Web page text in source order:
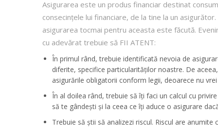
Asigurarea este un produs financiar destinat
consecințele lui financiare, de la tine la un
asigurarea tocmai pentru aceasta este făcută.
cu adevărat trebuie să FII ATENT:
În primul rând, trebuie identificată nevoia de
diferite, specifice particularităților noastre. De
asigurările obligatorii conform legii, deoarece nu
În al doilea rând, trebuie să îți faci un calcul cu
să te gândești și la ceea ce îți aduce o asigurare
Trebuie să știi să analizezi riscul. Riscul are